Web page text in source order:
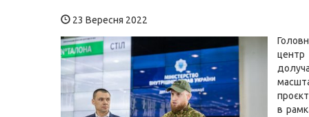
23 Вересня 2022
в